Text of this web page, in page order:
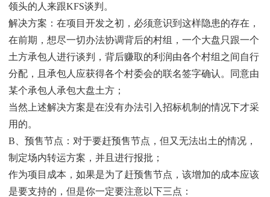
领头的人来跟KFS谈判。
解决方案：在项目开发之初，必须意识到这样隐患的存在，
在前期，想尽一切办法协调背后的村组，一个大盘只跟一个
土方承包人进行谈判，背后赚取的利润由各个村组之间自行
分配，且承包人应获得各个村委会的联名签字确认。同意由
某个承包人承包大盘土方；
当然上述解决方案是在没有办法引入招标机制的情况下才采
用的。
B、预售节点：对于要赶预售节点，但又无法出土的情况，
制定场内转运方案，并且进行报批；
作为项目成本，如果是为了赶预售节点，该增加的成本应该
是要支持的，但是你一定要注意以下三点：